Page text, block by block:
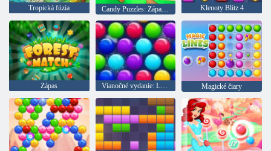
Tropická fúzia Candy Puzzles: Zápas zadarmo 3 Klenoty Blitz 4
Zápas Vianočné vydanie: Legrační bubliny Magické čiary